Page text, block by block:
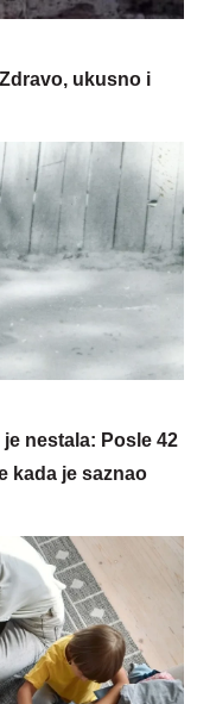
ukusno i
nestala: Posle 42
kada je saznao